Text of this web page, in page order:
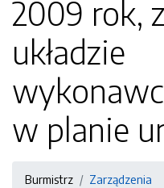
2009 rok,
układzie
w planie
Burmistrz
Zarządzenia